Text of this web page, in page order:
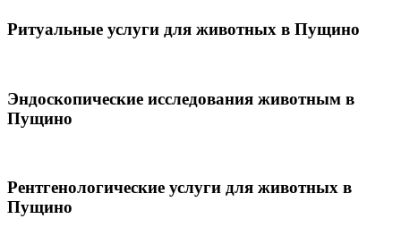
Ритуальные услуги для животных в Пущино
Эндоскопические исследования животным в
Пущино
Рентгенологические услуги для животных в
Пущино